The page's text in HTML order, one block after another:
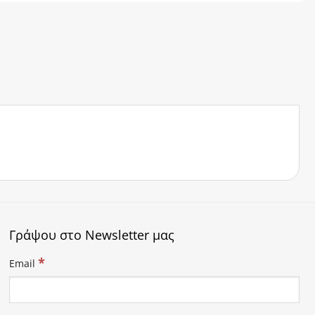
Γράψου στο Newsletter μας
Email *